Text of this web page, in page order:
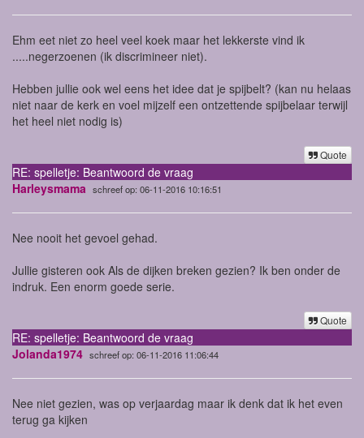
Ehm eet niet zo heel veel koek maar het lekkerste vind ik
.....negerzoenen (ik discrimineer niet).
Hebben jullie ook wel eens het idee dat je spijbelt? (kan nu helaas
niet naar de kerk en voel mijzelf een ontzettende spijbelaar terwijl
het heel niet nodig is)
Quote
RE: spelletje: Beantwoord de vraag
Harleysmama schreef op: 06-11-2016 10:16:51
Nee nooit het gevoel gehad.
Jullie gisteren ook Als de dijken breken gezien? Ik ben onder de
indruk. Een enorm goede serie.
Quote
RE: spelletje: Beantwoord de vraag
Jolanda1974 schreef op: 06-11-2016 11:06:44
Nee niet gezien, was op verjaardag maar ik denk dat ik het even
terug ga kijken